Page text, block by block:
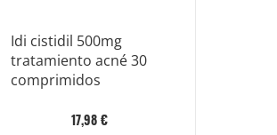
Idi cistidil 500mg
tratamiento acné 30
comprimidos
17,98 €